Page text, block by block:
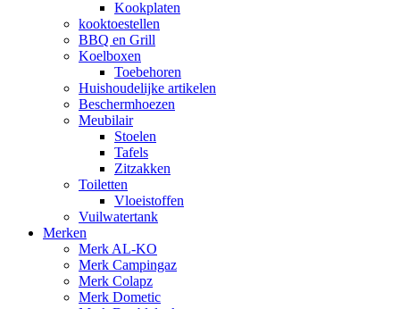
Kookplaten
kooktoestellen
BBQ en Grill
Koelboxen
Toebehoren
Huishoudelijke artikelen
Beschermhoezen
Meubilair
Stoelen
Tafels
Zitzakken
Toiletten
Vloeistoffen
Vuilwatertank
Merken
Merk AL-KO
Merk Campingaz
Merk Colapz
Merk Dometic